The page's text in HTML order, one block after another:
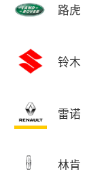
路虎
铃木
雷诺
林肯